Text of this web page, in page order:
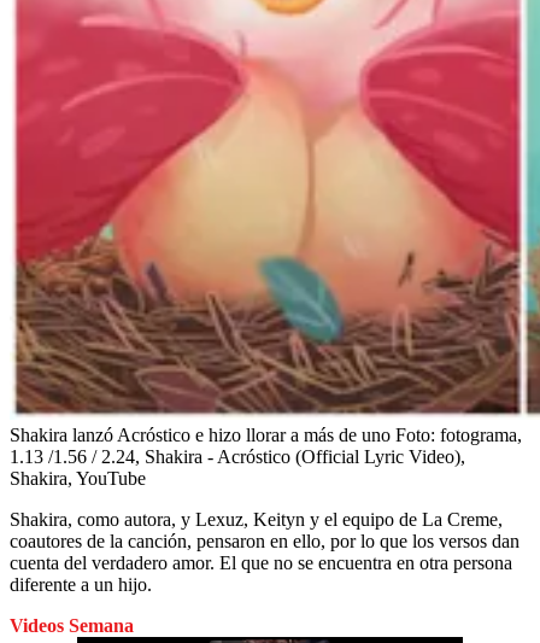
Shakira lanzó Acróstico e hizo llorar a más de uno Foto: fotograma,
1.13 /1.56 / 2.24, Shakira - Acróstico (Official Lyric Video),
Shakira, YouTube
Shakira, como autora, y Lexuz, Keityn y el equipo de La Creme,
coautores de la canción, pensaron en ello, por lo que los versos dan
cuenta del verdadero amor. El que no se encuentra en otra persona
diferente a un hijo.
Videos Semana